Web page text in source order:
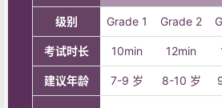
级别 Grade 1 Grade 2
考试时长 10min 12min
建议年龄 7-9 岁 8-10 岁